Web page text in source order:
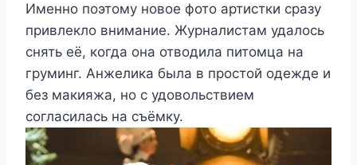
Именно поэтому новое фото артистки сразу
привлекло внимание. Журналистам удалось
снять её, когда она отводила питомца на
груминг. Анжелика была в простой одежде и
без макияжа, но с удовольствием
согласилась на съёмку.